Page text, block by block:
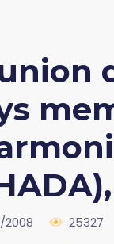
2008 25327